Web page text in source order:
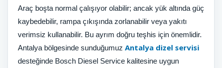
Araç boşta normal çalışıyor olabilir; ancak yük altında güç
kaybedebilir, rampa çıkışında zorlanabilir veya yakıtı
verimsiz kullanabilir. Bu ayrım doğru teşhis için önemlidir.
Antalya bölgesinde sunduğumuz Antalya dizel servisi
desteğinde Bosch Diesel Service kalitesine uygun